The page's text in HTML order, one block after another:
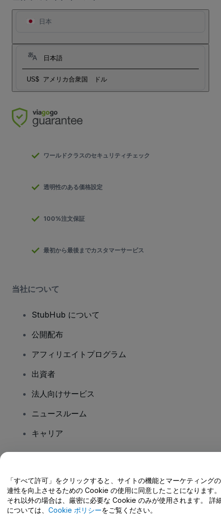
日本
日本語
US$ アメリカ合衆国 ドル
ワールドクラスのセキュリティチェック
透明性のある価格設定
100%注文保証
最初から最後までカスタマーサービス
当社について
StubHub について
公開配布
アフィリエイトプログラム
出資者
法人向けサービス
ニュースルーム
キャリア
ヘルプセンター / こちらまでご連絡下さい
「すべて許可」をクリックすると、サイトの機能とマーケティング
連性を向上させるための Cookie の使用に同意したことになります。
それ以外の場合は、厳密に必要な Cookie のみが使用されます。 詳
については、 Cookie ポリシーをご覧ください。